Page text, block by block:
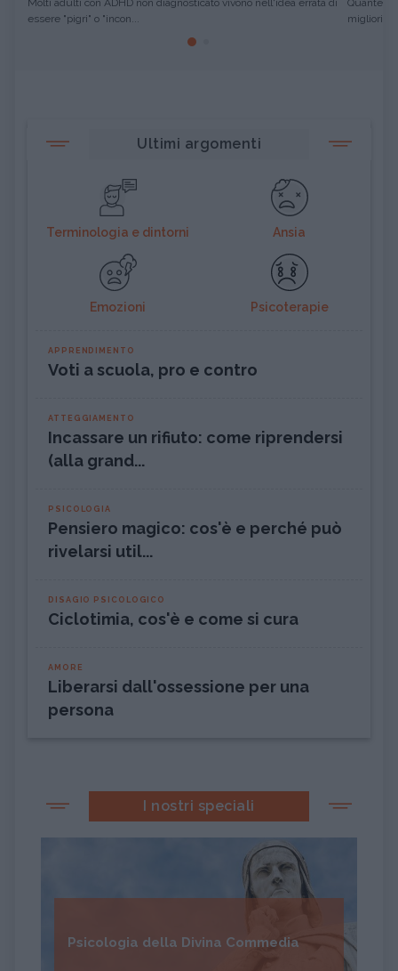
essere "pigri" o "incon...
migliori
Ultimi argomenti
Terminologia e dintorni Ansia
Emozioni Psicoterapie
APPRENDIMENTO
Voti a scuola, pro e contro
ATTEGGIAMENTO
Incassare un rifiuto: come riprendersi
(alla grand...
PSICOLOGIA
Pensiero magico: cos'è e perché può
rivelarsi util...
DISAGIO PSICOLOGICO
Ciclotimia, cos'è e come si cura
AMORE
Liberarsi dall'ossessione per una
persona
I nostri speciali
Psicologia della Divina Commedia